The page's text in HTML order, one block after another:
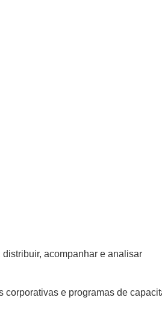
acompanhar e analisar
e programas de